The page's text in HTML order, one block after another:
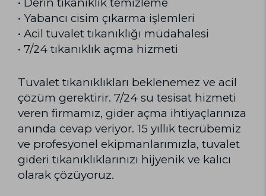
• Yabancı cisim çıkarma işlemleri
• Acil tuvalet tıkanıklığı müdahalesi
• 7/24 tıkanıklık açma hizmeti
Tuvalet tıkanıklıkları beklenemez ve acil
çözüm gerektirir. 7/24 su tesisat hizmeti
veren firmamız, gider açma ihtiyaçlarınıza
anında cevap veriyor. 15 yıllık tecrübemiz
ve profesyonel ekipmanlarımızla, tuvalet
gideri tıkanıklıklarınızı hijyenik ve kalıcı
olarak çözüyoruz.